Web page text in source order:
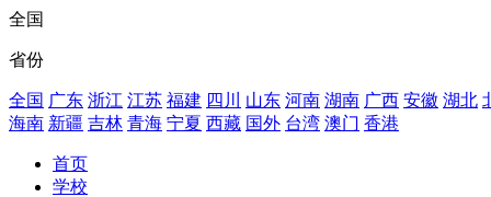
全国
省份
全国 广东 浙江 江苏 福建 四川 山东 河南 湖南 广西 安徽 湖北
海南 新疆 吉林 青海 宁夏 西藏 国外 台湾 澳门 香港
首页
学校